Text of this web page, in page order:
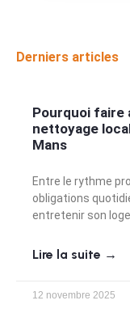
Derniers articles
Pourquoi faire
nettoyage
Mans
Entre le rythme
obligations
entretenir son
Lire la suite →
12 novembre 2025